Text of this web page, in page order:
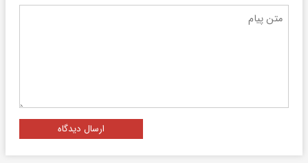
ارسال دیدگاه